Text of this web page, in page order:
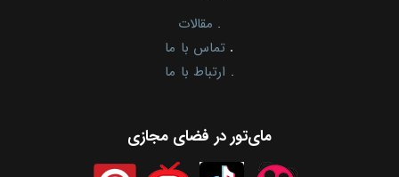
. مقالات
. تماس با ما
. ارتباط با ما
مای‌تور در فضای مجازی